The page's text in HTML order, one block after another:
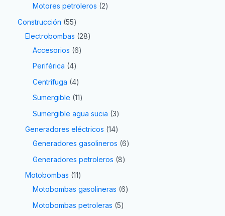
Motores petroleros
2
Construcción 55
Electrobombas
28
Accesorios 6
Periférica 4
Centrífuga 4
Sumergible 11
Sumergible agua sucia 3
Generadores eléctricos 14
Generadores gasolineros 6
Generadores petroleros 8
Motobombas 11
Motobombas gasolineras 6
Motobombas petroleras 5